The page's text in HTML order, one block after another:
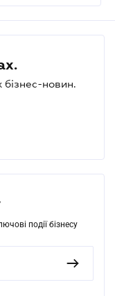
бізнес-новин.
події бізнесу